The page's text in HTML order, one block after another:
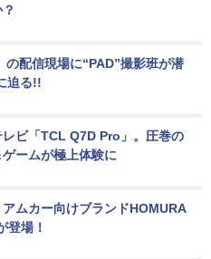
の配信現場に“PAD”撮影班が潜
迫る!!
ビ「TCL Q7D Pro」。圧巻の
ームが極上体験に
ムカー向けブランドHOMURA
登場！